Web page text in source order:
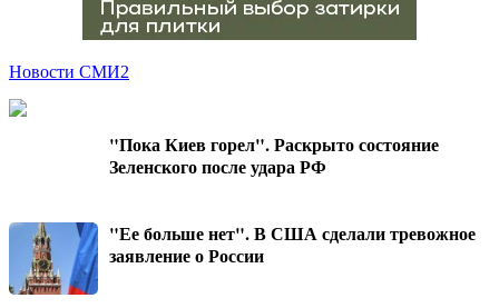
Новости СМИ2
"Пока Киев горел". Раскрыто состояние
Зеленского после удара РФ
"Ее больше нет". В США сделали тревожное
заявление о России